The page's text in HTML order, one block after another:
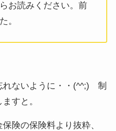
お読みください。前
。
れないように・・(^^;) 制
すと。
険の保険料より抜粋、